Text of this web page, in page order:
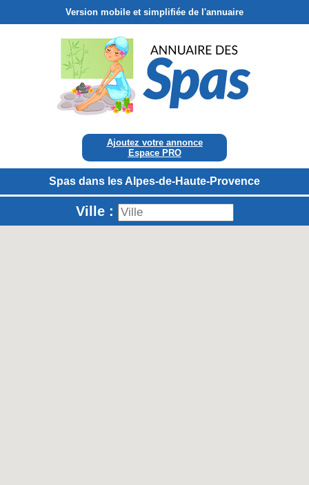
Version mobile et simplifiée de l'annuaire
Ajoutez votre annonce
Espace PRO
Spas dans les Alpes-de-Haute-Provence
Ville :